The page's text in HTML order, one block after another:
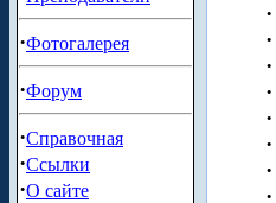
·Фотогалерея
·Форум
·Справочная
·Ссылки
·О сайте
·
·
·
·
·
·
·
·